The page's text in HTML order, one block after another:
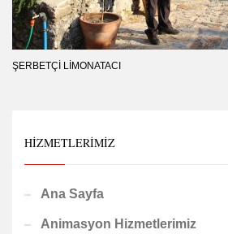
ŞERBETÇI LIMONATACI
HIZMETLERIMIZ
Ana Sayfa
Animasyon Hizmetlerimiz